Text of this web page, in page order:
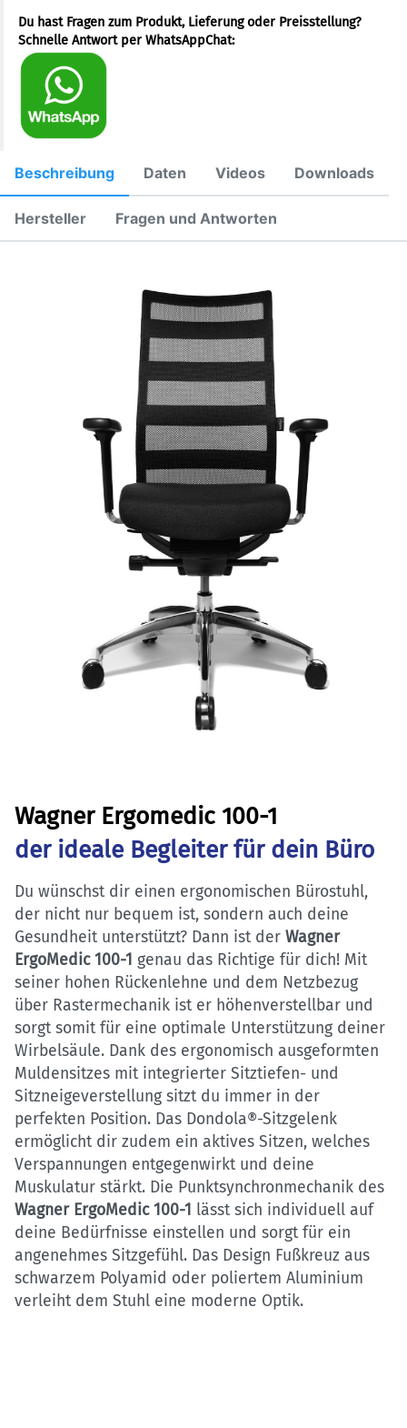
Du hast Fragen zum Produkt, Lieferung oder Preisstellung?
Schnelle Antwort per WhatsAppChat:
Beschreibung Daten Videos Downloads
Hersteller Fragen und Antworten
Wagner Ergomedic 100-1
der ideale Begleiter für dein Büro
Du wünschst dir einen ergonomischen Bürostuhl,
der nicht nur bequem ist, sondern auch deine
Gesundheit unterstützt? Dann ist der Wagner
ErgoMedic 100-1 genau das Richtige für dich! Mit
seiner hohen Rückenlehne und dem Netzbezug
über Rastermechanik ist er höhenverstellbar und
sorgt somit für eine optimale Unterstützung deiner
Wirbelsäule. Dank des ergonomisch ausgeformten
Muldensitzes mit integrierter Sitztiefen- und
Sitzneigeverstellung sitzt du immer in der
perfekten Position. Das Dondola®-Sitzgelenk
ermöglicht dir zudem ein aktives Sitzen, welches
Verspannungen entgegenwirkt und deine
Muskulatur stärkt. Die Punktsynchronmechanik des
Wagner ErgoMedic 100-1 lässt sich individuell auf
deine Bedürfnisse einstellen und sorgt für ein
angenehmes Sitzgefühl. Das Design Fußkreuz aus
schwarzem Polyamid oder poliertem Aluminium
verleiht dem Stuhl eine moderne Optik.